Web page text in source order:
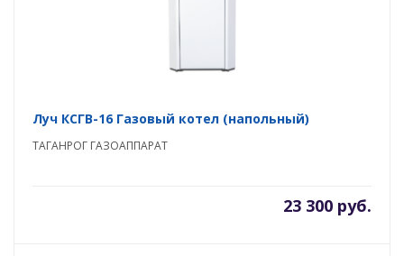
Луч КСГВ-16 Газовый котел (напольный)
ТАГАНРОГ ГАЗОАППАРАТ
23 300 руб.